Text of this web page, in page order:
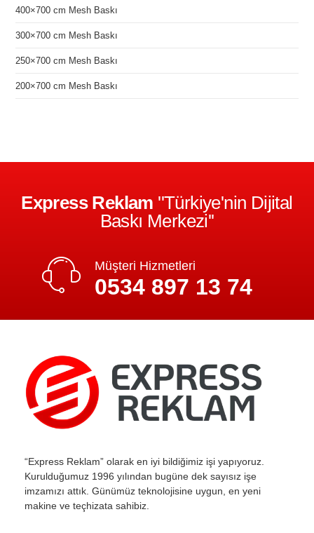
400×700 cm Mesh Baskı
300×700 cm Mesh Baskı
250×700 cm Mesh Baskı
200×700 cm Mesh Baskı
Express Reklam ''Türkiye'nin Dijital
Baskı Merkezi''
Müşteri Hizmetleri
0534 897 13 74
“Express Reklam” olarak en iyi bildiğimiz işi yapıyoruz.
Kurulduğumuz 1996 yılından bugüne dek sayısız işe
imzamızı attık. Günümüz teknolojisine uygun, en yeni
makine ve teçhizata sahibiz.